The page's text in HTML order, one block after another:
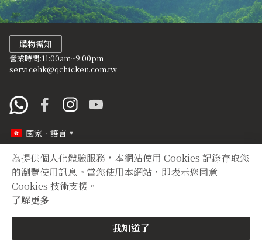
為提供個人化體驗服務，本網站使用 Cookies 記錄存取您
的瀏覽使用訊息。當您使用本網站，即表示您同意
Cookies 技術支援。
了解更多
我知道了
購物需知
營業時間:11:00am~9:00pm
servicehk@qchicken.com.tw
國家．語言
定型化契約
隱私權聲明
Copyright © 2012 TIAN YUAN XIANG All right reserved.